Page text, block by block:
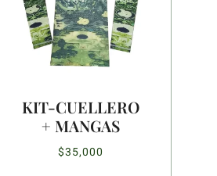
KIT-CUELLERO
+ MANGAS
$35,000